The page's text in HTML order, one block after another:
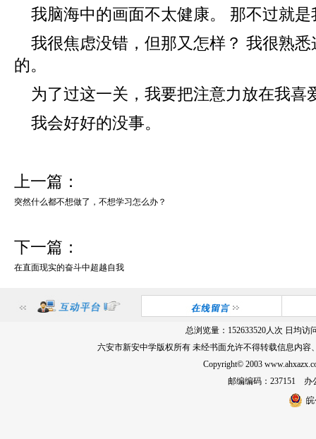
我脑海中的画面不太健康。 那不过就
我很焦虑没错，但那又怎样？ 我很熟
的。
为了过这一关，我要把注意力放在我喜
我会好好的没事。
上一篇：
突然什么都不想做了，不想学习怎么办？
下一篇：
在直面现实的奋斗中超越自我
总浏览量： 152633520人次 日均访
六安市新安中学版权所有 未经书面允许不得转载信息内容
Copyright© 2003
邮编编码：237151 办
皖